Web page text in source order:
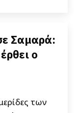
Σαμαρά:
ο
των